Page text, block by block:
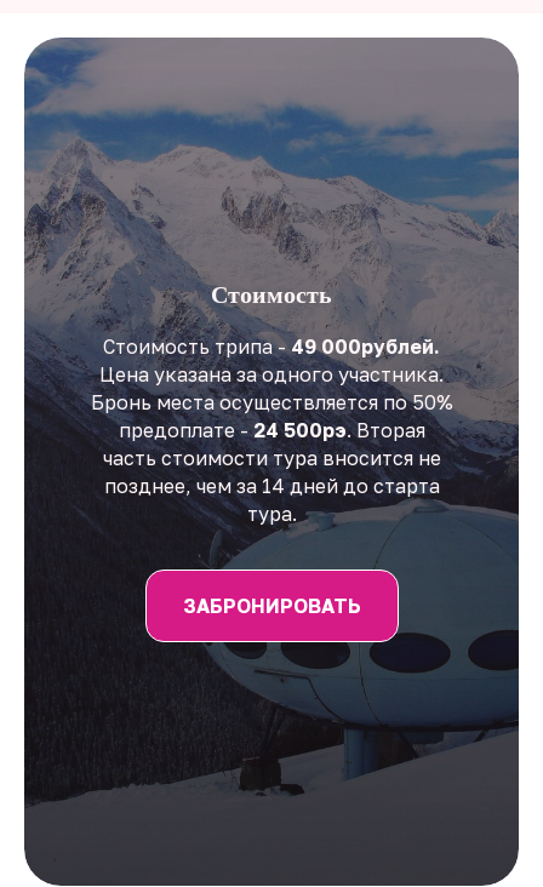
Стоимость
Стоимость трипа - 49 000рублей.
Цена указана за одного участника.
Бронь места осуществляется по 50%
предоплате -24 500рэ. Вторая
часть стоимости тура вносится не
позднее, чем за 14 дней до старта
тура.
ЗАБРОНИРОВАТЬ